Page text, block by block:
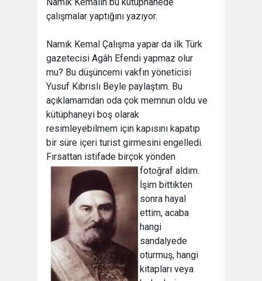
çalışmalar yaptığını yazıyor.
Namık Kemal Çalışma yapar da ilk Türk
gazetecisi Agâh Efendi yapmaz olur
mu? Bu düşüncemi vakfın yöneticisi
Yusuf Kıbrıslı Beyle paylaştım. Bu
açıklamamdan oda çok memnun oldu ve
kütüphaneyi boş olarak
resimleyebilmem için kapısını kapatıp
bir süre içeri turist girmesini engelledi.
Fırsattan istifade birçok yönden
fotoğraf aldım.
İşim bittikten
sonra hayal
ettim, acaba
hangi
sandalyede
oturmuş, hangi
kitapları veya